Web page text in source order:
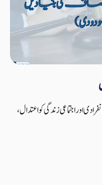
اور اجتماعی زندگی کو اعتدال،